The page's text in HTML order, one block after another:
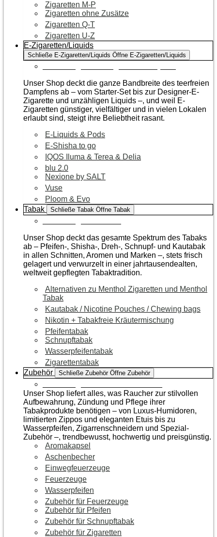
Zigaretten M-P
Zigaretten ohne Zusätze
Zigaretten Q-T
Zigaretten U-Z
E-Zigaretten/Liquids
Schließe E-Zigaretten/Liquids Öffne E-Zigaretten/Liquids
Unser Shop deckt die ganze Bandbreite des teerfreien
Dampfens ab – vom Starter-Set bis zur Designer-E-
Zigarette und unzähligen Liquids –, und weil E-
Zigaretten günstiger, vielfältiger und in vielen Lokalen
erlaubt sind, steigt ihre Beliebtheit rasant.
E-Liquids & Pods
E-Shisha to go
IQOS Iluma & Terea & Delia
blu 2.0
Nexione by SALT
Vuse
Ploom & Evo
Tabak
Schließe Tabak Öffne Tabak
Unser Shop deckt das gesamte Spektrum des Tabaks
ab – Pfeifen-, Shisha-, Dreh-, Schnupf- und Kautabak
in allen Schnitten, Aromen und Marken –, stets frisch
gelagert und verwurzelt in einer jahrtausendealten,
weltweit gepflegten Tabaktradition.
Alternativen zu Menthol Zigaretten und Menthol
Tabak
Kautabak / Nicotine Pouches / Chewing bags
Nikotin + Tabakfreie Kräutermischung
Pfeifentabak
Schnupftabak
Wasserpfeifentabak
Zigarettentabak
Zubehör
Schließe Zubehör Öffne Zubehör
Unser Shop liefert alles, was Raucher zur stilvollen
Aufbewahrung, Zündung und Pflege ihrer
Tabakprodukte benötigen – von Luxus-Humidoren,
limitierten Zippos und eleganten Etuis bis zu
Wasserpfeifen, Zigarrenschneidern und Spezial-
Zubehör –, trendbewusst, hochwertig und preisgünstig.
Aromakapsel
Aschenbecher
Einwegfeuerzeuge
Feuerzeuge
Wasserpfeifen
Zubehör für Feuerzeuge
Zubehör für Pfeifen
Zubehör für Schnupftabak
Zubehör für Zigaretten